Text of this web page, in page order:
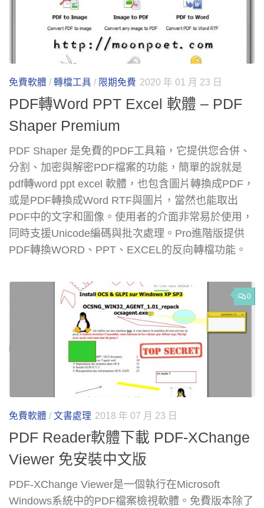
免費軟體 / 轉檔工具 / 限期免費 2020 年 01 月 23 日
PDF轉Word PPT Excel 軟體 – PDF
Shaper Premium
PDF Shaper 是免費的PDF工具箱，它提供您合併、
分割、加密與解密PDF檔案的功能，簡單的說就是
pdf轉word ppt excel 軟體，也包含圖片轉換成PDF，
或是PDF轉換成Word RTF與圖片，當然也能取出
PDF中的文字和圖像。使用者的介面非常易於使用，
同時支援Unicode編碼與批次處理。Pro進階版提供
PDF轉換WORD、PPT、EXCEL的反向轉檔功能。
0
免費軟體 / 文書處理 2018 年 07 月 23 日
PDF Reader軟體下載 PDF-XChange
Viewer 免安裝中文版
PDF-XChange Viewer是一個執行在Microsoft
Windows系統中的PDF檔案檢視軟體。免費版本除了